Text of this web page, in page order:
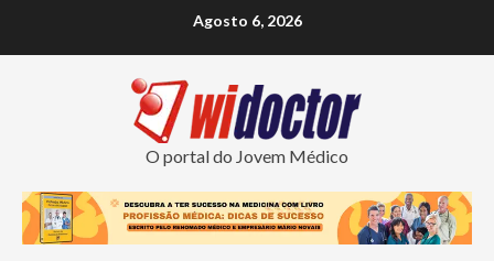
Agosto 6, 2026
O portal do Jovem Médico